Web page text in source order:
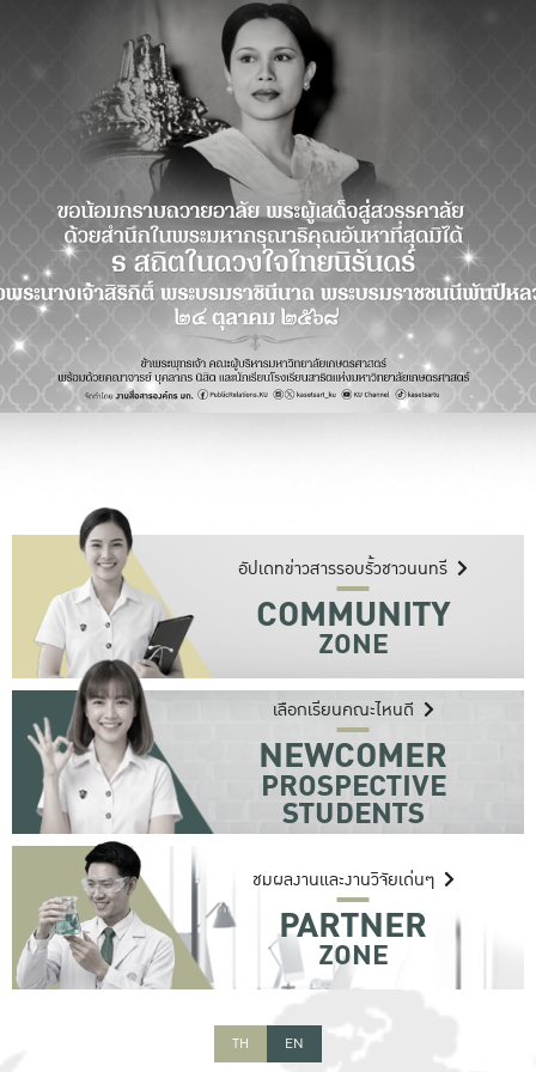
อัปเดทข่าวสารรอบรั้วชาวนนทรี
COMMUNITY
ZONE
สำหรับนิสิต บุคลากร ศิษย์เก่า รวมถึงผู้สนใจทั่วไปที่ต้องการติดตาม
ข้อมูลข่าวสาร กิจกรรมความเคลื่อนไหวต่าง ๆ ภายในมหาวิทยาลัย
เลือกเรียนคณะไหนดี
NEWCOMER
PROSPECTIVE
STUDENTS
สำหรับนักเรียนหรือผู้ปกครองที่สนใจหรือต้องการเรียนต่อภายใน
มหาวิทยาลัย ค้นหาคณะ หลักสูตรที่สนใจได้ที่นี่
ชมผลงานและงานวิจัยเด่นๆ
PARTNER
ZONE
สำหรับผู้สนใจในงานวิจัยต่าง ๆ ของมหาวิทยาลัย
TH EN